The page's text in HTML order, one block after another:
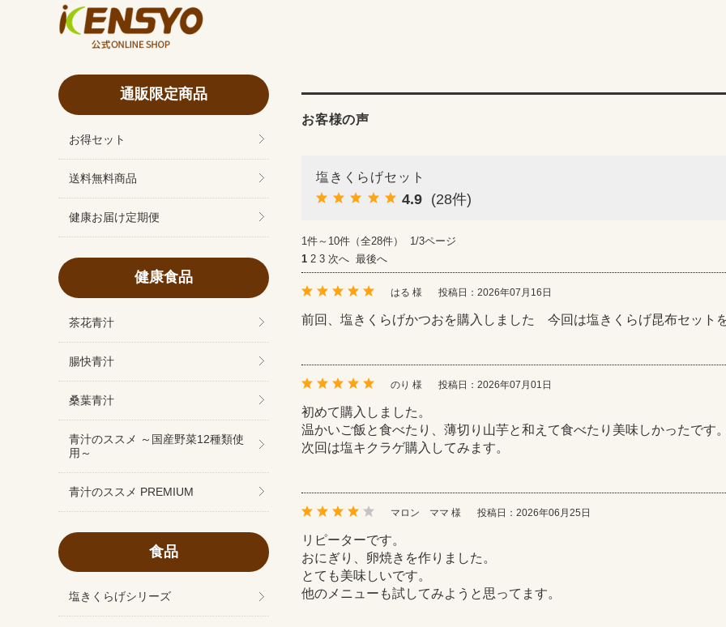
お客様の声
塩きくらげセット
4.9 (28件)
1件～10件（全28件） 1/3ページ
1 2 3 次へ 最後へ
はる 様 投稿日：2026年07月16日
前回、塩きくらげかつおを購入しました 今回は塩きくらげ昆布セット
のり 様 投稿日：2026年07月01日
初めて購入しました。
温かいご飯と食べたり、薄切り山芋と和えて食べたり美味しかったです
次回は塩キクラゲ購入してみます。
マロン ママ 様 投稿日：2026年06月25日
リピーターです。
おにぎり、卵焼きを作りました。
とても美味しいです。
他のメニューも試してみようと思ってます。
通販限定商品
お得セット
送料無料商品
健康お届け定期便
健康食品
茶花青汁
腸快青汁
桑葉青汁
青汁のススメ ～国産野菜12種類使
用～
青汁のススメ PREMIUM
食品
塩きくらげシリーズ